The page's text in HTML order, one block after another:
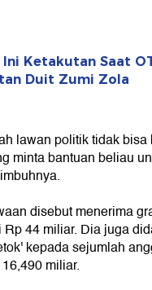
Ketakutan Saat
Duit Zumi Zola
lawan politik tidak bisa
minta bantuan beliau
disebut menerima
44 miliar. Dia juga
kepada sejumlah
miliar.